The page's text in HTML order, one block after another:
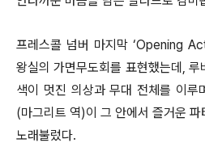
프레스콜 넘버 마지막 ‘Opening
왕실의 가면무도회를 표현했는데,
색이 멋진 의상과 무대 전체를 이루
(마그리트 역)이 그 안에서 즐거운 파
노래불렀다.